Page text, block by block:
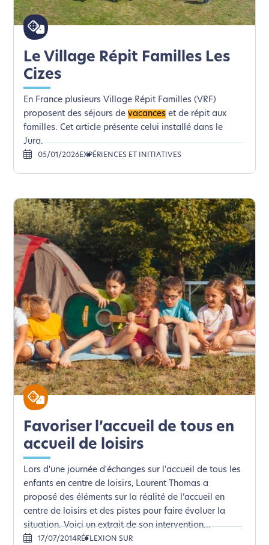
Le Village Répit Familles Les
Cizes
En France plusieurs Village Répit Familles (VRF)
proposent des séjours de vacances et de répit aux
familles. Cet article présente celui installé dans le
Jura.
05/01/2026EXPÉRIENCES ET INITIATIVES
Favoriser l’accueil de tous en
accueil de loisirs
Lors d'une journée d'échanges sur l'accueil de tous les
enfants en centre de loisirs, Laurent Thomas a
proposé des éléments sur la réalité de l’accueil en
centre de loisirs et des pistes pour faire évoluer la
situation. Voici un extrait de son intervention...
17/07/2014RÉFLEXION SUR